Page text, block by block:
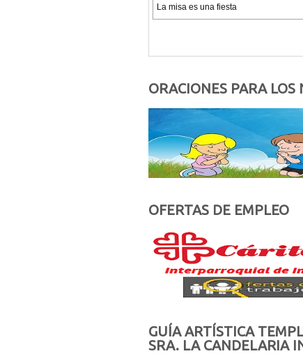
ORACIONES PARA LOS
OFERTAS DE EMPLEO
GUÍA ARTÍSTICA
SRA. LA CANDELARIA